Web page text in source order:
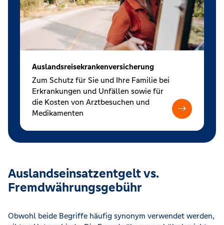
Auslandsreisekrankenversicherung
Zum Schutz für Sie und Ihre Familie bei
Erkrankungen und Unfällen sowie für
die Kosten von Arztbesuchen und
Medikamenten
Auslandseinsatzentgelt vs.
Fremdwährungsgebühr
Obwohl beide Begriffe häufig synonym verwendet werden,